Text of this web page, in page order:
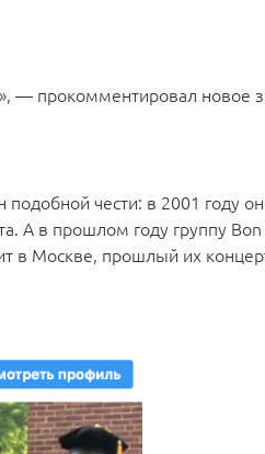
— прокомментировал новое
чести: в 2001 году
А в прошлом году группу
в Москве, прошлый их